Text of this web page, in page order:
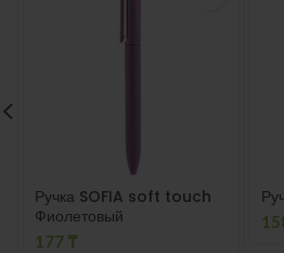
Ручка SOFIA soft touch
Фиолетовый
177 ₸